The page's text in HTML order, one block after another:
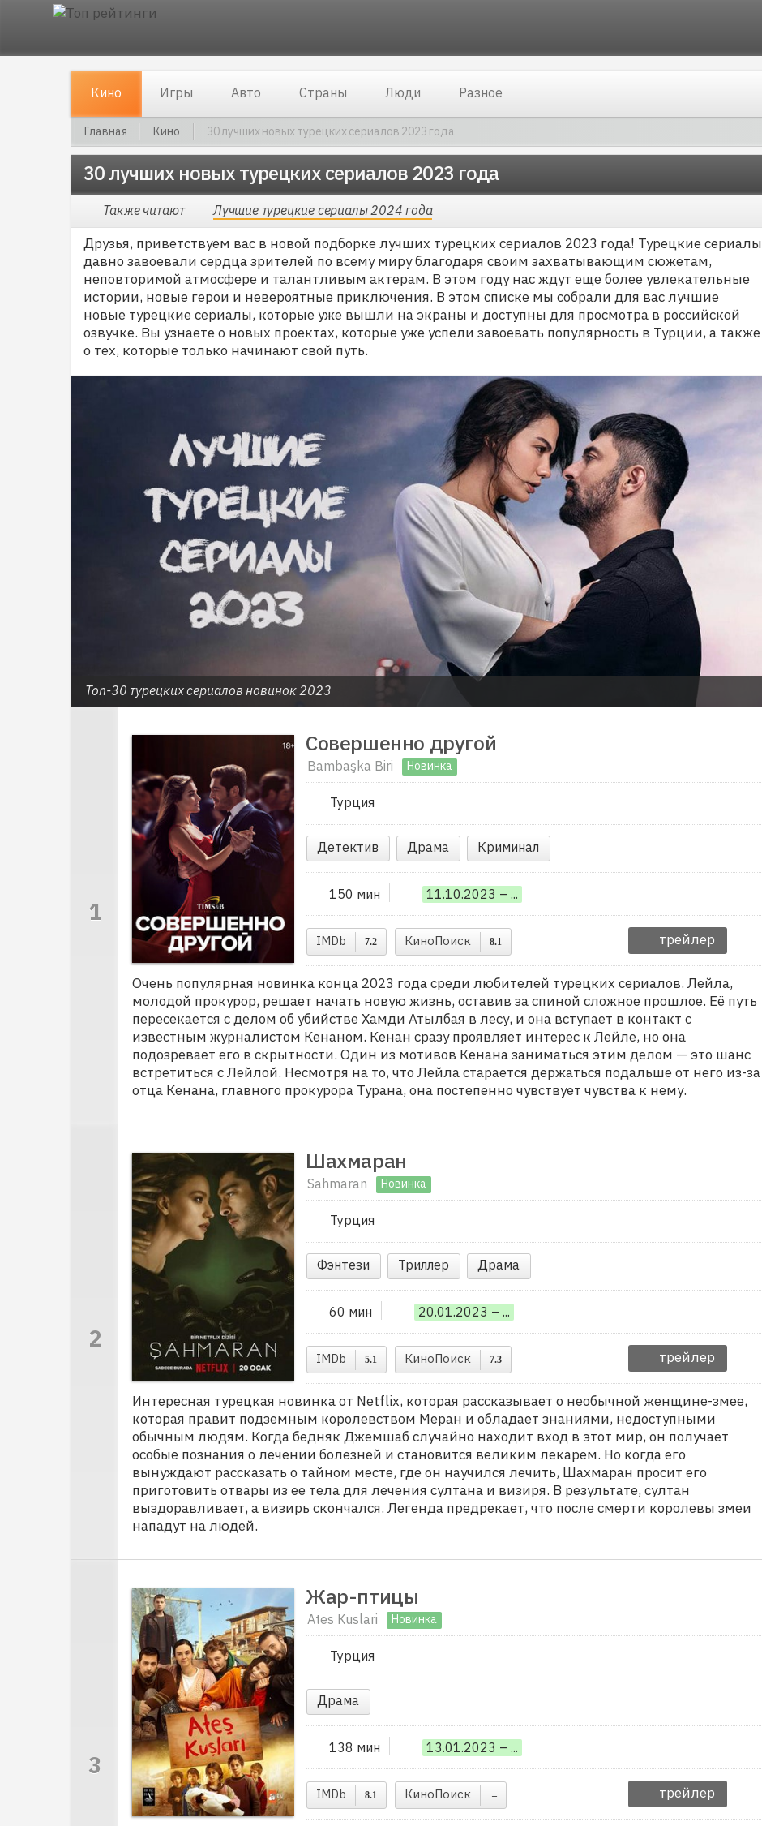
Кино Игры Авто Страны Люди Разное
Главная Кино 30 лучших новых турецких сериалов 2023 года
30 лучших новых турецких сериалов 2023 года
Также читают Лучшие турецкие сериалы 2024 года
Друзья, приветствуем вас в новой подборке лучших турецких сериалов 2023 года! Турецкие сериалы
давно завоевали сердца зрителей по всему миру благодаря своим захватывающим сюжетам,
неповторимой атмосфере и талантливым актерам. В этом году нас ждут еще более увлекательные
истории, новые герои и невероятные приключения. В этом списке мы собрали для вас лучшие
новые турецкие сериалы, которые уже вышли на экраны и доступны для просмотра в российской
озвучке. Вы узнаете о новых проектах, которые уже успели завоевать популярность в Турции, а также
о тех, которые только начинают свой путь.
Топ-30 турецких сериалов новинок 2023
Совершенно другой
Bambaşka Biri Новинка
Турция
Детектив Драма Криминал
150 мин 11.10.2023 – ...
IMDb 7.2 КиноПоиск 8.1 трейлер
Очень популярная новинка конца 2023 года среди любителей турецких сериалов. Лейла,
молодой прокурор, решает начать новую жизнь, оставив за спиной сложное прошлое. Её путь
пересекается с делом об убийстве Хамди Атылбая в лесу, и она вступает в контакт с
известным журналистом Кенаном. Кенан сразу проявляет интерес к Лейле, но она
подозревает его в скрытности. Один из мотивов Кенана заниматься этим делом — это шанс
встретиться с Лейлой. Несмотря на то, что Лейла старается держаться подальше от него из-за
отца Кенана, главного прокурора Турана, она постепенно чувствует чувства к нему.
Шахмаран
Sahmaran Новинка
Турция
Фэнтези Триллер Драма
60 мин 20.01.2023 – ...
IMDb 5.1 КиноПоиск 7.3 трейлер
Интересная турецкая новинка от Netflix, которая рассказывает о необычной женщине-змее,
которая правит подземным королевством Меран и обладает знаниями, недоступными
обычным людям. Когда бедняк Джемшаб случайно находит вход в этот мир, он получает
особые познания о лечении болезней и становится великим лекарем. Но когда его
вынуждают рассказать о тайном месте, где он научился лечить, Шахмаран просит его
приготовить отвары из ее тела для лечения султана и визиря. В результате, султан
выздоравливает, а визирь скончался. Легенда предрекает, что после смерти королевы змеи
нападут на людей.
Жар-птицы
Ates Kuslari Новинка
Турция
Драма
138 мин 13.01.2023 – ...
IMDb 8.1 КиноПоиск – трейлер